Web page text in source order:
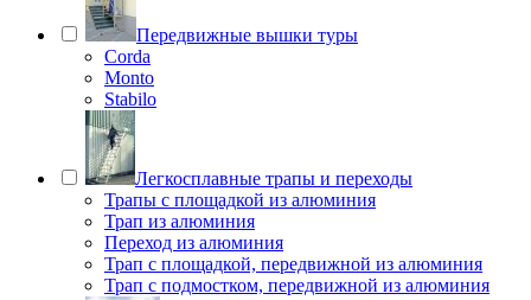
Передвижные вышки туры
Corda
Monto
Stabilo
Легкосплавные трапы и переходы
Трапы с площадкой из алюминия
Трап из алюминия
Переход из алюминия
Трап с площадкой, передвижной из алюминия
Трап с подмостком, передвижной из алюминия